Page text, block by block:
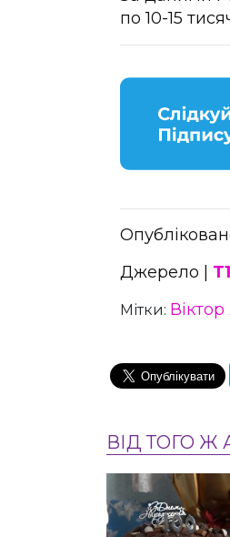
по 10-15
Джерело |
Мітки:
ВІД ТОГО Ж